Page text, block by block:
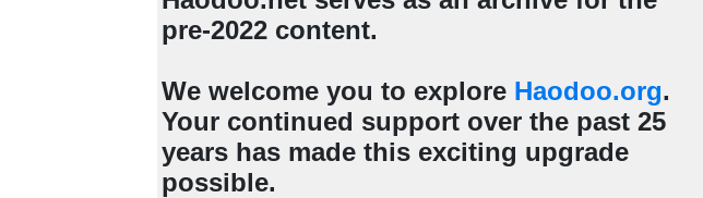
pre-2022 content.
We welcome you to explore Haodoo.org.
Your continued support over the past 25
years has made this exciting upgrade
possible.